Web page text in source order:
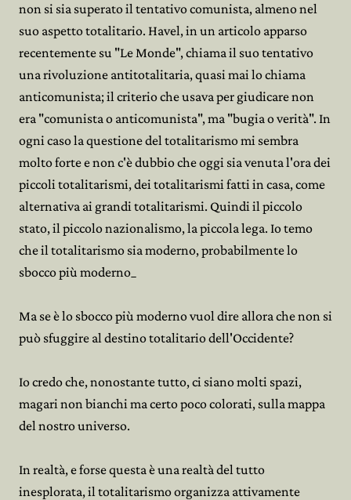
non si sia superato il tentativo comunista, almeno nel
suo aspetto totalitario. Havel, in un articolo apparso
recentemente su "Le Monde", chiama il suo tentativo
una rivoluzione antitotalitaria, quasi mai lo chiama
anticomunista; il criterio che usava per giudicare non
era "comunista o anticomunista", ma "bugia o verità". In
ogni caso la questione del totalitarismo mi sembra
molto forte e non c'è dubbio che oggi sia venuta l'ora dei
piccoli totalitarismi, dei totalitarismi fatti in casa, come
alternativa ai grandi totalitarismi. Quindi il piccolo
stato, il piccolo nazionalismo, la piccola lega. Io temo
che il totalitarismo sia moderno, probabilmente lo
sbocco più moderno_
Ma se è lo sbocco più moderno vuol dire allora che non si
può sfuggire al destino totalitario dell'Occidente?
Io credo che, nonostante tutto, ci siano molti spazi,
magari non bianchi ma certo poco colorati, sulla mappa
del nostro universo.
In realtà, e forse questa è una realtà del tutto
inesplorata, il totalitarismo organizza attivamente